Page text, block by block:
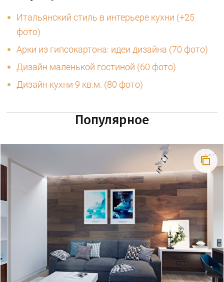
Итальянский стиль в интерьере кухни (+25
фото)
Арки из гипсокартона: идеи дизайна (70 фото)
Дизайн маленькой гостиной (60 фото)
Дизайн кухни 9 кв.м. (80 фото)
Популярное